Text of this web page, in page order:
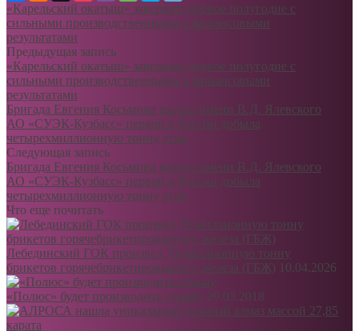
«Карельский окатыш» завершил первое полугодие с
сильными производственными и финансовыми
результатами
Предыдущая запись
«Карельский окатыш» завершил первое полугодие с
сильными производственными и финансовыми
результатами
Бригада Евгения Косьмина шахты имени В.Д. Ялевского
АО «СУЭК-Кузбасс» первой в России добыла
четырехмиллионную тонну угля
Следующая запись
Бригада Евгения Косьмина шахты имени В.Д. Ялевского
АО «СУЭК-Кузбасс» первой в России добыла
четырехмиллионную тонну угля
Что еще почитать
Лебединский ГОК произвел 70-миллионную тонну
брикетов горячебрикетированного железа (ГБЖ) 10.04.2026
«Полюс» будет производить сурьму 29.03.2018